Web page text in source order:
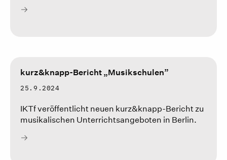
kurz&knapp-Bericht „Musikschulen”
25.9.2024
IKTf veröffentlicht neuen kurz&knapp-Bericht zu
musikalischen Unterrichtsangeboten in Berlin.